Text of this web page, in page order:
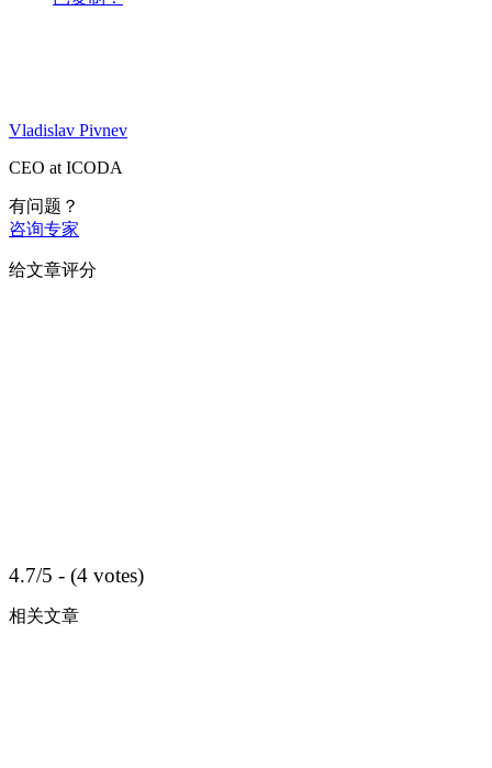
Vladislav Pivnev
CEO at ICODA
有问题？
咨询专家
给文章评分
4.7/5 - (4 votes)
相关文章